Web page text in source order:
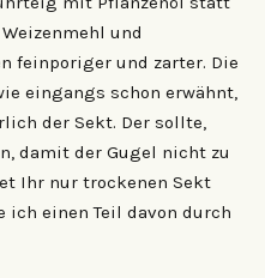
und
feinporiger und zarter. Die
eingangs schon erwähnt,
der Sekt. Der sollte,
damit der Gugel nicht zu
Ihr nur trockenen Sekt
ich einen Teil davon durch